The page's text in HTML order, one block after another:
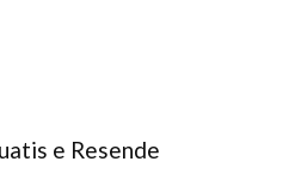
e Resende